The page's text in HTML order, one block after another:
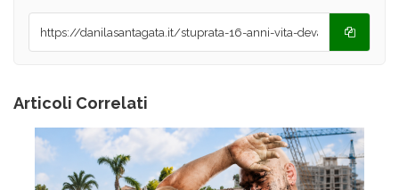
Articoli Correlati